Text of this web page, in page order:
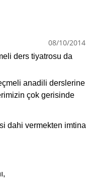
08/10/2014
ders tiyatrosu da
anadili derslerine
çok gerisinde
dahi vermekten imtina